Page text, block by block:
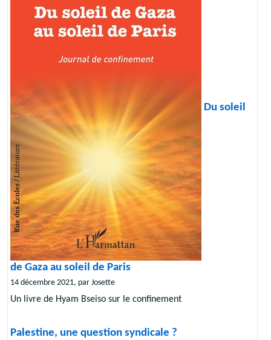
Du soleil
de Gaza au soleil de Paris
14 décembre 2021, par Josette
Un livre de Hyam Bseiso sur le confinement
Palestine, une question syndicale ?